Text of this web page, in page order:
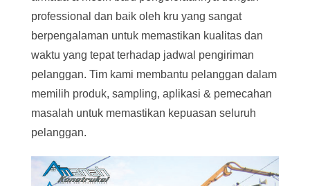
professional dan baik oleh kru yang sangat
berpengalaman untuk memastikan kualitas dan
waktu yang tepat terhadap jadwal pengiriman
pelanggan. Tim kami membantu pelanggan dalam
memilih produk, sampling, aplikasi & pemecahan
masalah untuk memastikan kepuasan seluruh
pelanggan.